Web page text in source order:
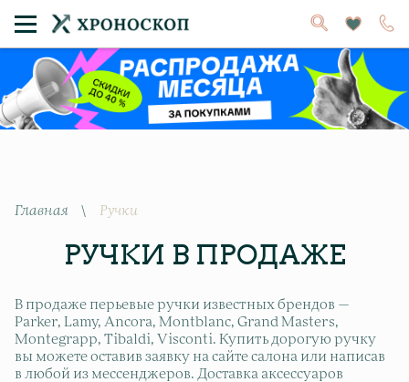
Главная \ Ручки
РУЧКИ В ПРОДАЖЕ
В продаже перьевые ручки известных брендов —
Parker, Lamy, Ancora, Montblanc, Grand Masters,
Montegrapp, Tibaldi, Visconti. Купить дорогую ручку
вы можете оставив заявку на сайте салона или написав
в любой из мессенджеров. Доставка аксессуаров